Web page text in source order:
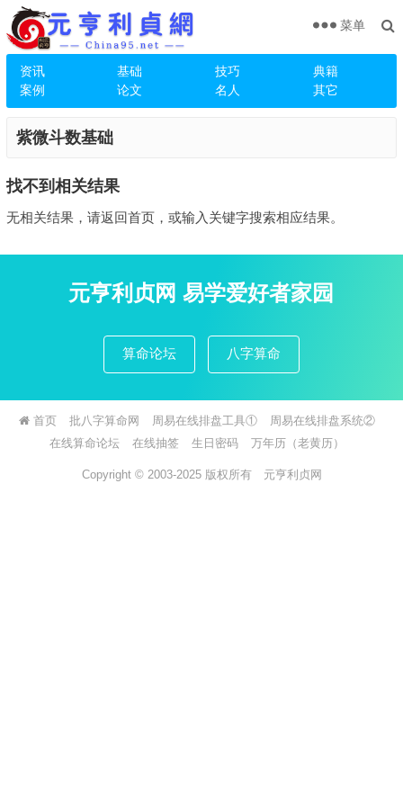
资讯 基础 技巧
典籍
案例
论文 名人 其它
菜单
紫微斗数基础
找不到相关结果
无相关结果，请返回首页，或输入关键字搜索相应结果。
元亨利贞网 易学爱好者家园
算命论坛 八字算命
首页 批八字算命网 周易在线排盘工具①
周易在线排盘系统②
在线算命论坛
在线抽签 生日密码 万年历（老黄历）
Copyright © 2003-2025 版权所有 元亨利贞网